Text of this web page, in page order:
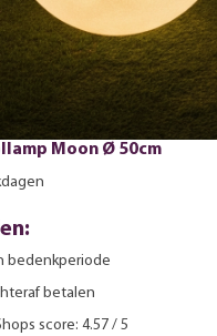
Moon Ø 50cm
bedenkperiode
betalen
score: 4.57 / 5